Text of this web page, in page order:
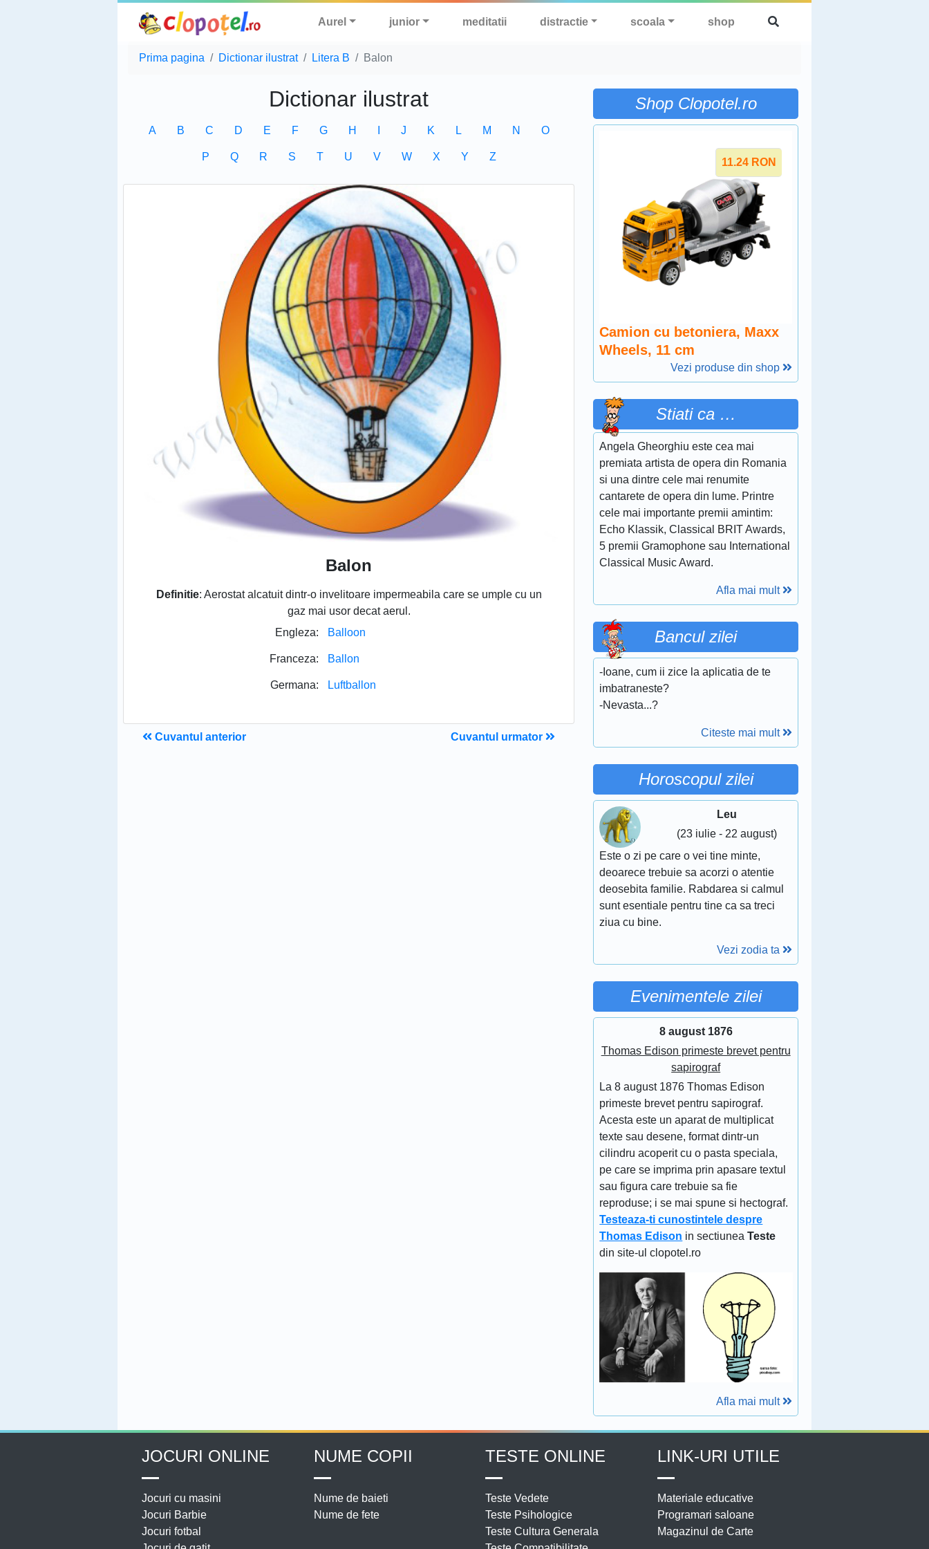
Aurel junior meditatii distractie scoala shop
Prima pagina Dictionar ilustrat Litera B Balon
Dictionar ilustrat
A B C D E F G H J K L M N O
P Q R S T U V W X Y Z
Balon
Definitie: Aerostat alcatuit dintr-o invelitoare impermeabila care se umple cu un
gaz mai usor decat aerul.
Engleza:
Balloon
Franceza: Ballon
Germana: Luftballon
Cuvantul anterior Cuvantul urmator
Shop Clopotel.ro
11.24 RON
Camion cu betoniera, Maxx
Wheels, 11 cm
Vezi produse din shop
Stiati ca …
Angela Gheorghiu este cea mai
premiata artista de opera din Romania
si una dintre cele mai renumite
cantarete de opera din lume. Printre
cele mai importante premii amintim:
Echo Klassik, Classical BRIT Awards,
5 premii Gramophone sau International
Classical Music Award.
Afla mai mult
Bancul zilei
-Ioane, cum ii zice la aplicatia de te
imbatraneste?
-Nevasta...?
Citeste mai mult
Horoscopul zilei
Leu
(23 iulie - 22 august)
Este o zi pe care o vei tine minte,
deoarece trebuie sa acorzi o atentie
deosebita familie. Rabdarea si calmul
sunt esentiale pentru tine ca sa treci
ziua cu bine.
Vezi zodia ta
Evenimentele zilei
8 august 1876
Thomas Edison primeste brevet pentru
sapirograf
La 8 august 1876 Thomas Edison
primeste brevet pentru sapirograf.
Acesta este un aparat de multiplicat
texte sau desene, format dintr-un
cilindru acoperit cu o pasta speciala,
pe care se imprima prin apasare textul
sau figura care trebuie sa fie
reproduse; i se mai spune si hectograf.
Testeaza-ti cunostintele despre
Thomas Edison in sectiuneaTeste
din site-ul clopotel.ro
Afla mai mult
JOCURI ONLINE
Jocuri cu masini
Jocuri Barbie
Jocuri fotbal
NUME COPII
Nume de baieti
Nume de fete
TESTE ONLINE
Teste Vedete
Teste Psihologice
Teste Cultura Generala
LINK-URI UTILE
Materiale educative
Programari saloane
Magazinul de Carte